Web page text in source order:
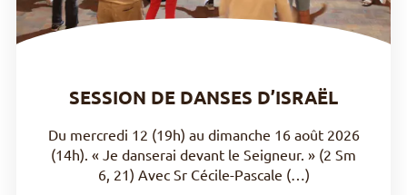
SESSION DE DANSES D’ISRAËL
Du mercredi 12 (19h) au dimanche 16 août 2026
(14h). « Je danserai devant le Seigneur. » (2 Sm
6, 21) Avec Sr Cécile-Pascale (…)